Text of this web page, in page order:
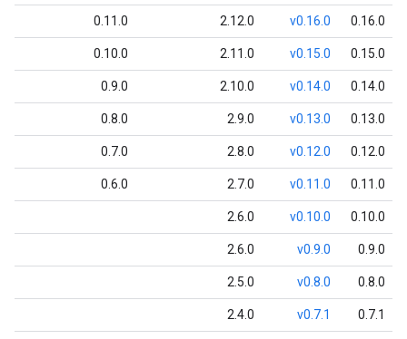
0.16.0
v0.16.0
2.12.0
0.11.0
0.15.0
v0.15.0
2.11.0
0.10.0
0.14.0
v0.14.0
2.10.0
0.9.0
0.13.0
v0.13.0
2.9.0
0.8.0
0.12.0
v0.12.0
2.8.0
0.7.0
0.11.0
v0.11.0
2.7.0
0.6.0
0.10.0
v0.10.0
2.6.0
0.9.0
v0.9.0
2.6.0
0.8.0
v0.8.0
2.5.0
0.7.1
v0.7.1
2.4.0